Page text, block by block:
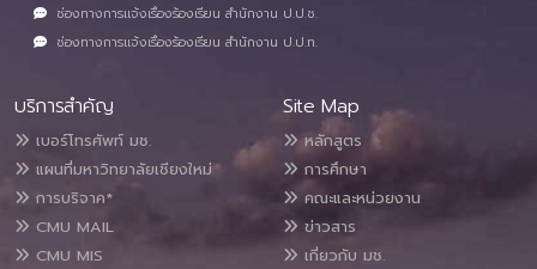
ช่องทางการแจ้งเรื่องร้องเรียน สำนักงาน ป.ป.ช.
ช่องทางการแจ้งเรื่องร้องเรียน สำนักงาน ป.ป.ท.
บริการสำคัญ
เบอร์โทรศัพท์ มช.
แผนที่มหาวิทยาลัยเชียงใหม่
การบริจาค*
CMU MAIL
CMU MIS
Site Map
หลักสูตร
การศึกษา
คณะและหน่วยงาน
ข่าวสาร
เกี่ยวกับ มช.